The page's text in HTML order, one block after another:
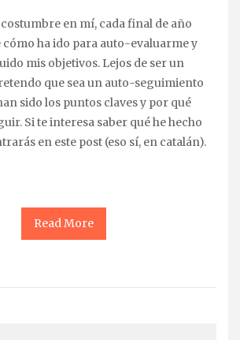
cómo ha ido para auto-evaluarme y
mis objetivos. Lejos de ser un
que sea un auto-seguimiento
sido los puntos claves y por qué
Si te interesa saber qué he hecho
en este post (eso sí, en catalán).
Read More